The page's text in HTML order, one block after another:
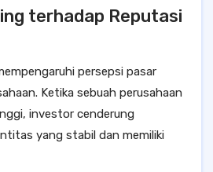
terhadap Reputasi
persepsi pasar
Ketika sebuah perusahaan
investor cenderung
yang stabil dan memiliki